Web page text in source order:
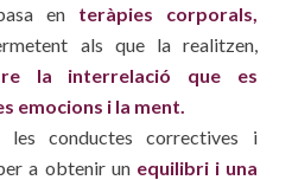
en teràpies corporals,
als que la realitzen,
la interrelació que es
emocions i la ment.
les conductes correctives i
a obtenir un equilibri i una